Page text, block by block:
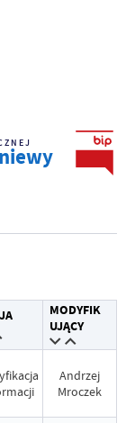
MODYFIK
UJĄCY
Andrzej
Mroczek